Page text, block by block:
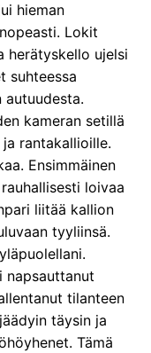
hieman
Lokit
herätyskello ujelsi
suhteessa
autuudesta.
kameran setillä
rantakallioille.
Ensimmäinen
loivaa
liitää kallion
tyyliinsä.
napsauttanut
tilanteen
täysin ja
Tämä